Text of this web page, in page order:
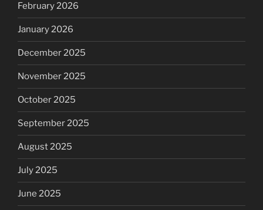
February 2026
January 2026
December 2025
November 2025
October 2025
September 2025
August 2025
July 2025
June 2025